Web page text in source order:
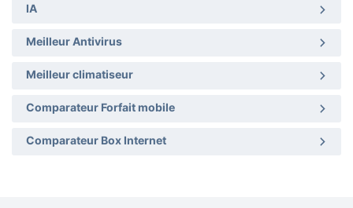
IA
Meilleur Antivirus
Meilleur climatiseur
Comparateur Forfait mobile
Comparateur Box Internet